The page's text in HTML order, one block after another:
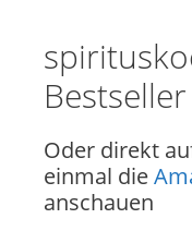
Bestseller
Oder direkt
einmal die
anschauen